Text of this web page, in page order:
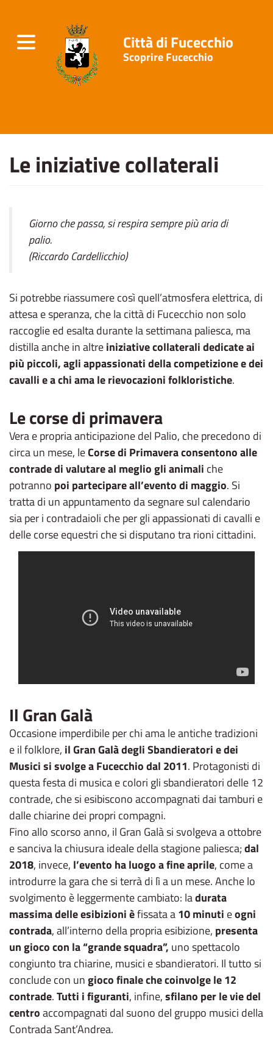
contenuto
Le iniziative collaterali
Toggle
navigation
Città di Fucecchio
Scoprire Fucecchio
Giorno che passa, si respira sempre più aria di
palio.
(Riccardo Cardellicchio)
Si potrebbe riassumere così quell’atmosfera elettrica, di
attesa e speranza, che la città di Fucecchio non solo
raccoglie ed esalta durante la settimana paliesca, ma
distilla anche in altreiniziative collaterali dedicate ai
più piccoli, agli appassionati della competizione e dei
cavalli e a chi ama le rievocazioni folkloristiche.
Le corse di primavera
Vera e propria anticipazione del Palio, che precedono di
circa un mese, leCorse di Primavera consentono alle
contrade di valutare al meglio gli animali che
potranno poi partecipare all’evento di maggio. Si
tratta di un appuntamento da segnare sul calendario
sia per i contradaioli che per gli appassionati di cavalli e
delle corse equestri che si disputano tra rioni cittadini.
Il Gran Galà
Occasione imperdibile per chi ama le antiche tradizioni
e il folklore, il Gran Galà degli Sbandieratori e dei
Musici si svolge a Fucecchio dal 2011. Protagonisti di
questa festa di musica e colori gli sbandieratori delle 12
contrade, che si esibiscono accompagnati dai tamburi e
dalle chiarine dei propri compagni.
Fino allo scorso anno, il Gran Galà si svolgeva a ottobre
e sanciva la chiusura ideale della stagione paliesca;dal
2018, invece, l’evento ha luogo a fine aprile, come a
introdurre la gara che si terrà di lì a un mese. Anche lo
svolgimento è leggermente cambiato: ladurata
massima delle esibizioni èfissata a10 minuti eogni
contrada, all’interno della propria esibizione, presenta
un gioco con la “grande squadra”, uno spettacolo
congiunto tra chiarine, musici e sbandieratori. Il tutto si
conclude con ungioco finale che coinvolge le 12
contrade.Tutti i figuranti, infine,sfilano per le vie del
centroaccompagnati dal suono del gruppo musici della
Contrada Sant’Andrea.